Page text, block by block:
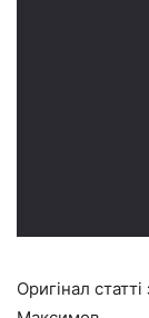
Оригінал